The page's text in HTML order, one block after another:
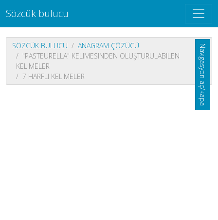
Sözcük bulucu
Navigasyon aç/kapa
SÖZCÜK BULUCU
ANAGRAM ÇÖZÜCÜ
"PASTEURELLA" KELIMESINDEN OLUŞTURULABILEN
KELIMELER
7 HARFLI KELIMELER